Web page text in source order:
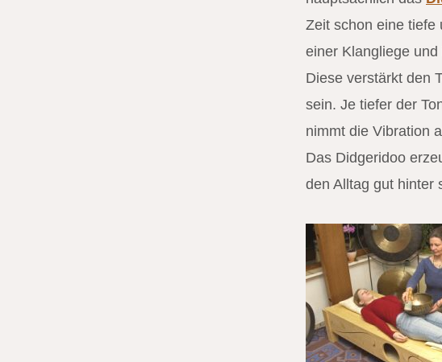
Zeit schon eine tiefe
einer Klangliege
Diese verstärkt den
sein. Je tiefer der
nimmt die Vibration
Das Didgeridoo
den Alltag gut hinter